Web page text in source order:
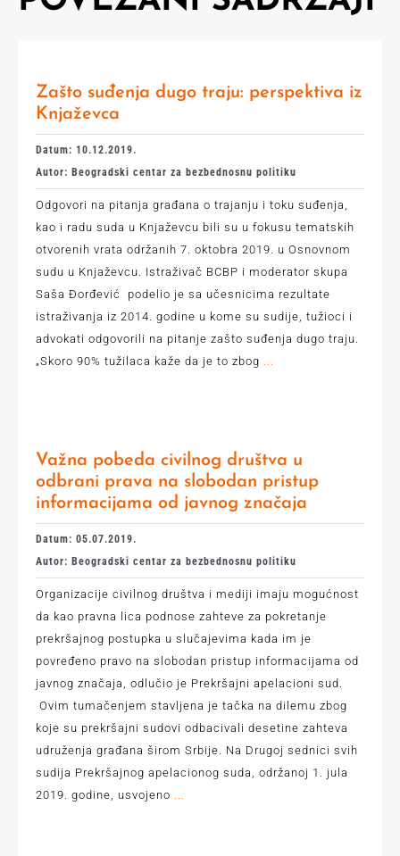
Zašto suđenja dugo traju: perspektiva iz
Knjaževca
Datum: 10.12.2019.
Autor: Beogradski centar za bezbednosnu politiku
Odgovori na pitanja građana o trajanju i toku suđenja,
kao i radu suda u Knjaževcu bili su u fokusu tematskih
otvorenih vrata održanih 7. oktobra 2019. u Osnovnom
sudu u Knjaževcu. Istraživač BCBP i moderator skupa
Saša Đorđević podelio je sa učesnicima rezultate
istraživanja iz 2014. godine u kome su sudije, tužioci i
advokati odgovorili na pitanje zašto suđenja dugo traju.
„Skoro 90% tužilaca kaže da je to zbog
Važna pobeda civilnog društva u
odbrani prava na slobodan pristup
informacijama od javnog značaja
Datum: 05.07.2019.
Autor: Beogradski centar za bezbednosnu politiku
Organizacije civilnog društva i mediji imaju mogućnost
da kao pravna lica podnose zahteve za pokretanje
prekršajnog postupka u slučajevima kada im je
povređeno pravo na slobodan pristup informacijama od
javnog značaja, odlučio je Prekršajni apelacioni sud.
Ovim tumačenjem stavljena je tačka na dilemu zbog
koje su prekršajni sudovi odbacivali desetine zahteva
udruženja građana širom Srbije. Na Drugoj sednici svih
sudija Prekršajnog apelacionog suda, održanoj 1. jula
2019. godine, usvojeno